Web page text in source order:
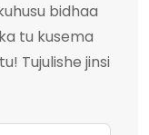
bidhaa
tu kusema
Tujulishe jinsi